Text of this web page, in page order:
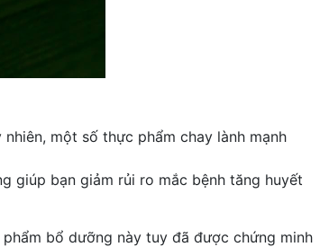
một số thực phẩm chay lành mạnh
giúp bạn giảm rủi ro mắc bệnh tăng huyết
bổ dưỡng này tuy đã được chứng minh